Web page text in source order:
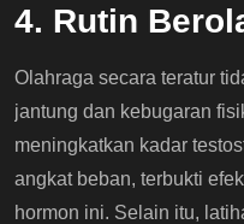
4. Rutin
Olahraga secara teratur
jantung dan kebugaran
meningkatkan kadar
angkat beban, terbukti
hormon ini. Selain itu,